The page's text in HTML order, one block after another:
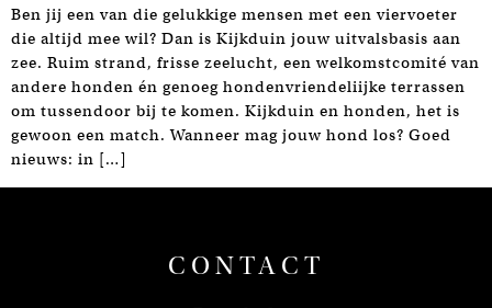
Ben jij een van die gelukkige mensen met een viervoeter
die altijd mee wil? Dan is Kijkduin jouw uitvalsbasis aan
zee. Ruim strand, frisse zeelucht, een welkomstcomité van
andere honden én genoeg hondenvriendeliijke terrassen
om tussendoor bij te komen. Kijkduin en honden, het is
gewoon een match. Wanneer mag jouw hond los? Goed
nieuws: in […]
CONTACT